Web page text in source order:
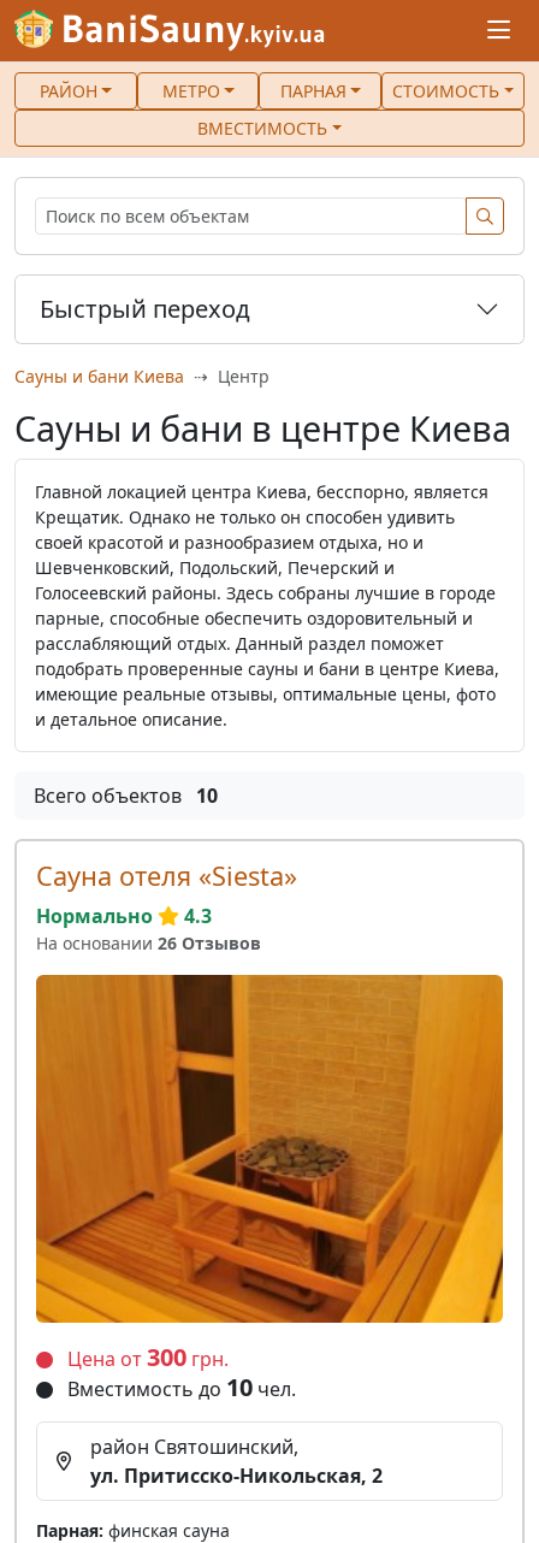
РАЙОН МЕТРО ПАРНАЯ
СТОИМОСТЬ
ВМЕСТИМОСТЬ
Сауны и бани Киева Центр
Сауны и бани в центре Киева
Главной локацией центра Киева, бесспорно, является
Крещатик. Однако не только он способен удивить
своей красотой и разнообразием отдыха, но и
Шевченковский, Подольский, Печерский и
Голосеевский районы. Здесь собраны лучшие в городе
парные, способные обеспечить оздоровительный и
расслабляющий отдых. Данный раздел поможет
подобрать проверенные сауны и бани в центре Киева,
имеющие реальные отзывы, оптимальные цены, фото
и детальное описание.
Всего объектов 10
Сауна отеля «Siesta»
Нормально 4.3
На основании 26 Отзывов
Цена от300 грн.
Вместимость до 10 чел.
район Святошинский,
ул. Притисско-Никольская, 2
Парная: финская сауна
Быстрый переход